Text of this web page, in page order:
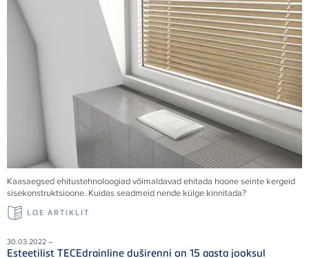
Kaasaegsed ehitustehnoloogiad võimaldavad ehitada hoone seinte kergeid
sisekonstruktsioone. Kuidas seadmeid nende külge kinnitada?
LOE ARTIKLIT
30.03.2022 –
Esteetilist TECEdrainline duširenni on 15 aasta jooksul